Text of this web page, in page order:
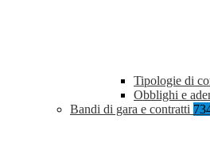
Tipologie di
Obblighi e
Bandi di gara e contratti